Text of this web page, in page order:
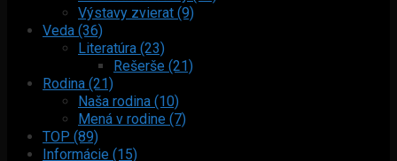
Výstavy zvierat (9)
Veda (36)
Literatúra (23)
Rešerše (21)
Rodina (21)
Naša rodina (10)
Mená v rodine (7)
TOP (89)
Informácie (15)